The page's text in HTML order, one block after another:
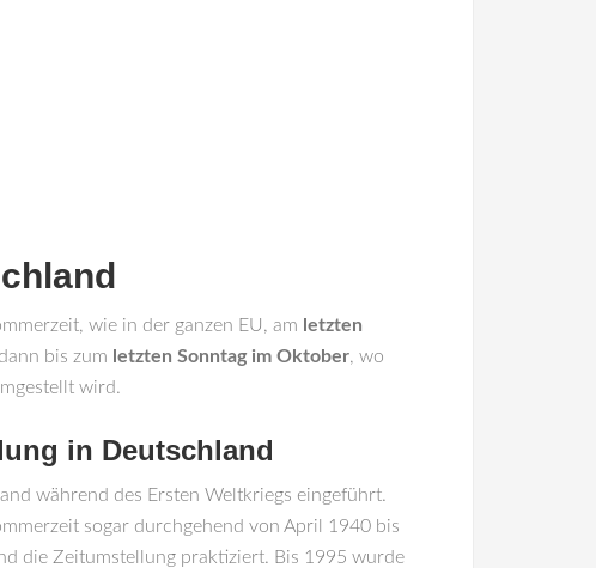
wie in der ganzen EU, am letzten
bis zum letzten Sonntag im Oktober, wo
wird.
in Deutschland
während des Ersten Weltkriegs eingeführt.
sogar durchgehend von April 1940 bis
die Zeitumstellung praktiziert. Bis 1995 wurde